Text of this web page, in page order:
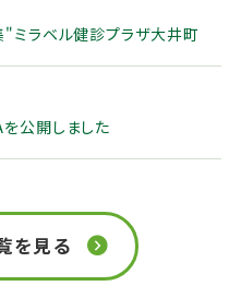
"ミラベル健診プラザ大井町
公開しました
を見る